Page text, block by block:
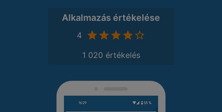
Alkalmazás értékelése
4
1 020 értékelés